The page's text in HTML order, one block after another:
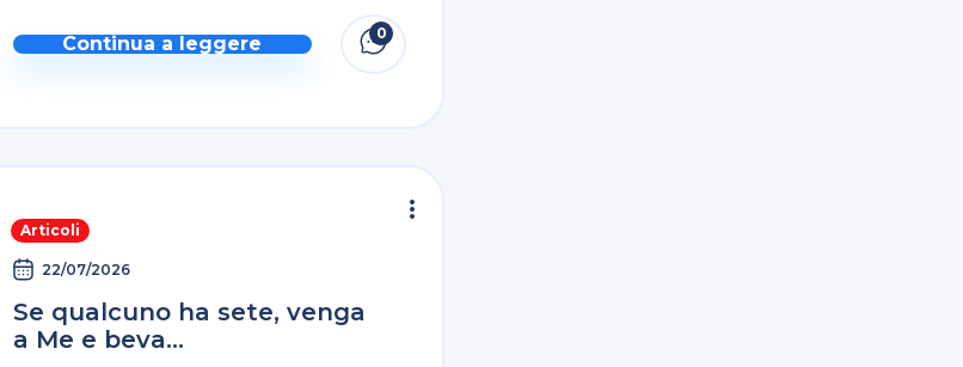
Continua a leggere 0
Articoli
22/07/2026
Se qualcuno ha sete, venga
a Me e beva…